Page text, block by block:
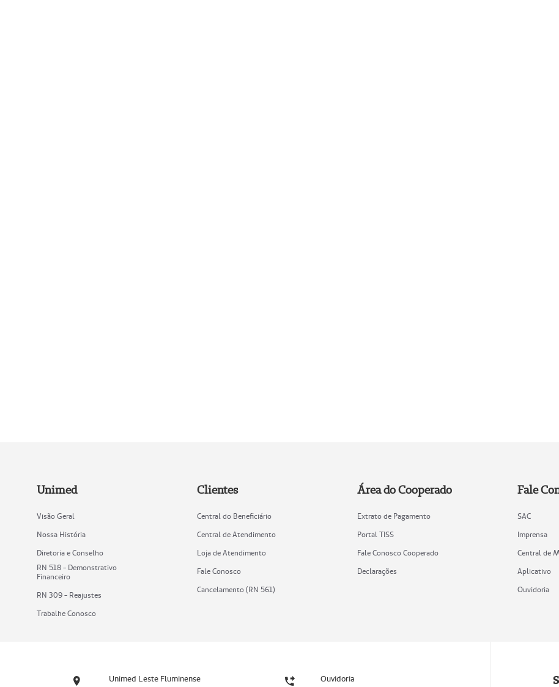
Unimed
Visão Geral
Nossa História
Diretoria e Conselho
RN 518 - Demonstrativo
Financeiro
RN 309 - Reajustes
Trabalhe Conosco
Clientes
Central do Beneficiário
Central de Atendimento
Loja de Atendimento
Fale Conosco
Cancelamento (RN 561)
Área do Cooperado
Extrato de Pagamento
Portal TISS
Fale Conosco Cooperado
Declarações
Fale
SAC
Imprensa
Central de
Aplicativo
Ouvidoria
Unimed Leste Fluminense Ouvidoria